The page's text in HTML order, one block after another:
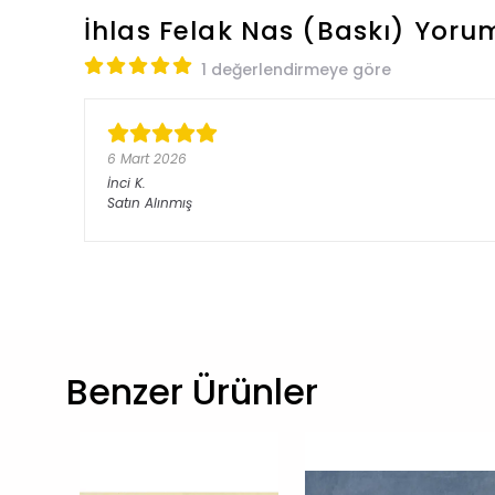
İhlas Felak Nas (Baskı)
1 değerlendirmeye göre
6 Mart 2026
İnci K.
Satın Alınmış
Benzer Ürünler